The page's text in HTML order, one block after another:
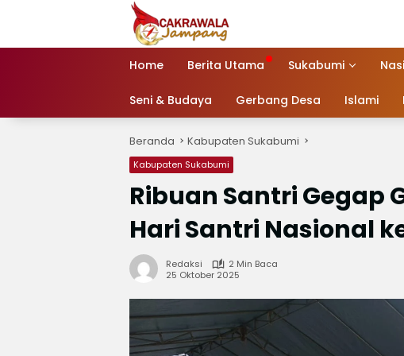
Home Berita Utama Sukabumi
Seni & Budaya Gerbang Desa Islami
Beranda Kabupaten Sukabumi
Kabupaten Sukabumi
Ribuan Santri Gegap
Hari Santri Nasional
Redaksi
2 Min Baca
25 Oktober 2025